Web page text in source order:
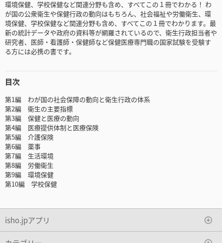
環境保健、学校保健など関連分野も含め、すべてこの１冊でわかる！ わ
が国の公衆衛生や保健行政の動向はもちろん、社会福祉や労働衛生、環
境保健、学校保健など関連分野も含め、すべてこの１冊でわかります。最
新の統計データや政府の資料等が網羅されているので、衛生行政担当者や
研究者、医師・看護師・保健師など保健医療専門職の国家試験を受験す
る方には必携の書です。
目次
第1編 わが国の社会保障の動向と衛生行政の体系
第2編 衛生の主要指標
第3編 保健と医療の動向
第4編 医療提供体制と医療保険
第5編 介護保険
第6編 薬事
第7編 生活環境
第8編 労働衛生
第9編 環境保健
第10編 学校保健
isho.jpアプリ